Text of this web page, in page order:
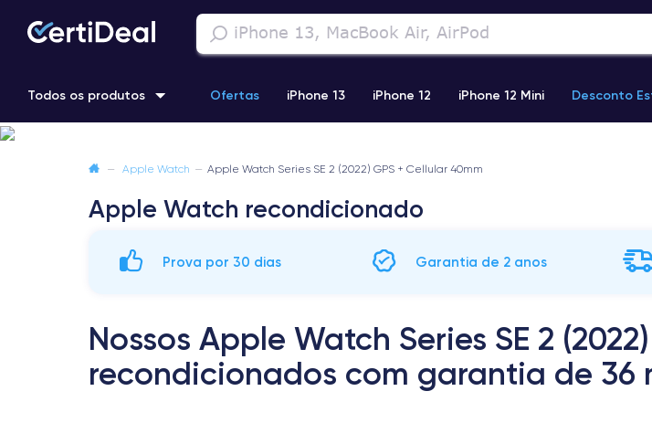
Todos os produtos Ofertas iPhone 13 iPhone 12 iPhone 12 Mini Desconto
iPhone 11 Pro
— Apple Watch — Apple Watch Series SE 2 (2022) GPS + Cellular 40mm
Apple Watch recondicionado
Prova por 30 dias Garantia de 2 anos
Nossos Apple Watch Series SE 2
recondicionados com garantia de 36